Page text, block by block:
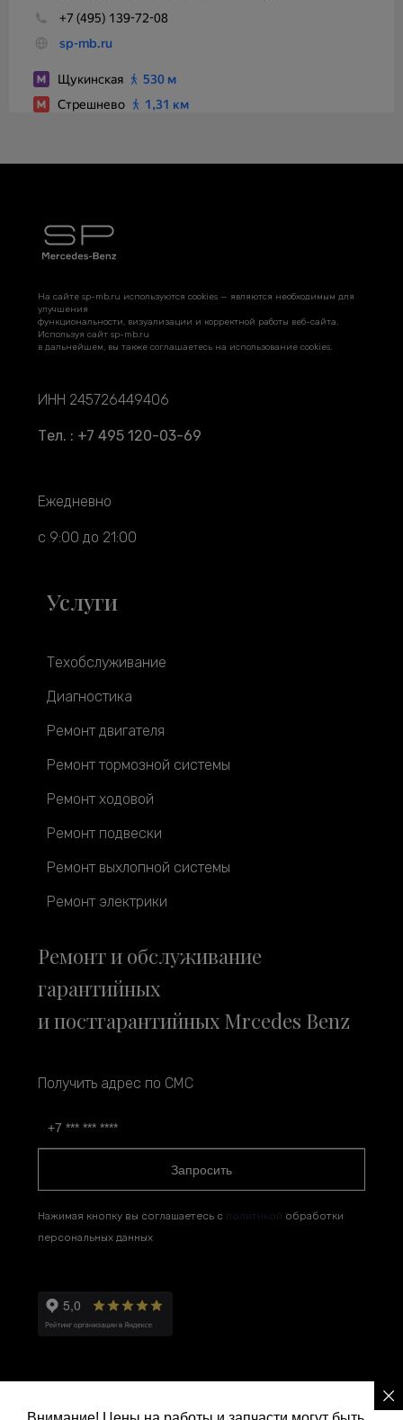
На сайте sp-mb.ru используются cookies — являются необходимым для
улучшения
функциональности, визуализации и корректной работы веб-сайта.
Используя сайт sp-mb.ru
в дальнейшем, вы также соглашаетесь на использование cookies.
ИНН 245726449406
Тел. : +7 495 120-03-69
Ежедневно
с 9:00 до 21:00
Услуги
Техобслуживание
Диагностика
Ремонт двигателя
Ремонт тормозной системы
Ремонт ходовой
Ремонт подвески
Ремонт выхлопной системы
Ремонт электрики
Ремонт и обслуживание
гарантийных
и постгарантийных Mrcedes Benz
Получить адрес по СМС
Запросить
Нажимая кнопку вы соглашаетесь с политикой обработки
персональных данных